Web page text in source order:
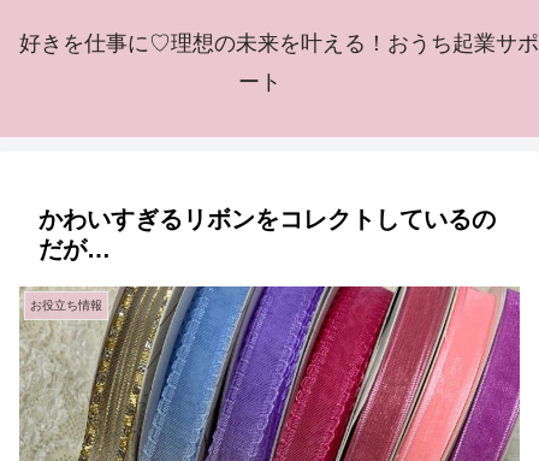
好きを仕事に♡理想の未来を叶える！おうち起業サポ
ート
かわいすぎるリボンをコレクトしているの
だが…
お役立ち情報